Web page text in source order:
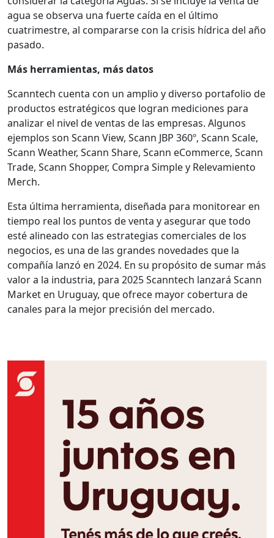
agua se observa una fuerte caída en el último
cuatrimestre, al compararse con la crisis hídrica del año
pasado.
Más herramientas, más datos
Scanntech cuenta con un amplio y diverso portafolio de
productos estratégicos que logran mediciones para
analizar el nivel de ventas de las empresas. Algunos
ejemplos son Scann View, Scann JBP 360º, Scann Scale,
Scann Weather, Scann Share, Scann eCommerce, Scann
Trade, Scann Shopper, Compra Simple y Relevamiento
Merch.
Esta última herramienta, diseñada para monitorear en
tiempo real los puntos de venta y asegurar que todo
esté alineado con las estrategias comerciales de los
negocios, es una de las grandes novedades que la
compañía lanzó en 2024. En su propósito de sumar más
valor a la industria, para 2025 Scanntech lanzará Scann
Market en Uruguay, que ofrece mayor cobertura de
canales para la mejor precisión del mercado.